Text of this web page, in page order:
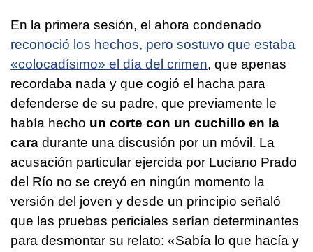
En la primera sesión, el ahora condenado
reconoció los hechos, pero sostuvo que estaba
«colocadísimo» el día del crimen, que apenas
recordaba nada y que cogió el hacha para
defenderse de su padre, que previamente le
había hecho un corte con un cuchillo en la
cara durante una discusión por un móvil. La
acusación particular ejercida por Luciano Prado
del Río no se creyó en ningún momento la
versión del joven y desde un principio señaló
que las pruebas periciales serían determinantes
para desmontar su relato: «Sabía lo que hacía y